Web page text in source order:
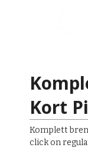
Kort
Komplett
click on